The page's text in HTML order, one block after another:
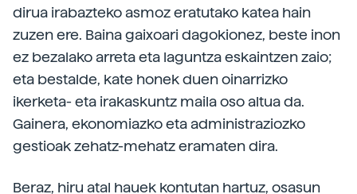
dirua irabazteko asmoz eratutako katea hain
zuzen ere. Baina gaixoari dagokionez, beste inon
ez bezalako arreta eta laguntza eskaintzen zaio;
eta bestalde, kate honek duen oinarrizko
ikerketa- eta irakaskuntz maila oso altua da.
Gainera, ekonomiazko eta administraziozko
gestioak zehatz-mehatz eramaten dira.
Beraz, hiru atal hauek kontutan hartuz, osasun